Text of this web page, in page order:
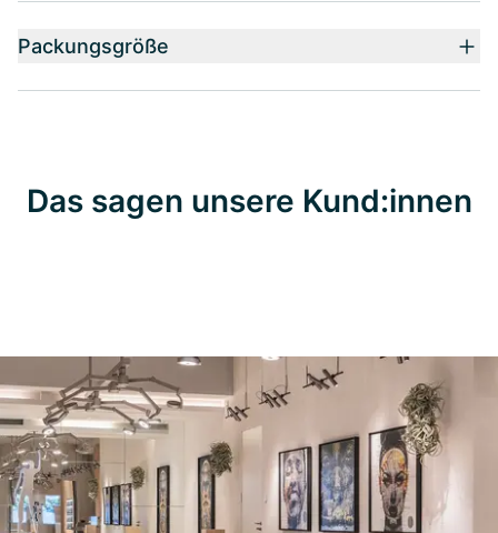
Packungsgröße
Das sagen unsere Kund:innen